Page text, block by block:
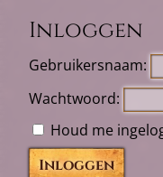
Inloggen
Gebruikersnaam:
Wachtwoord:
Houd me
Inloggen